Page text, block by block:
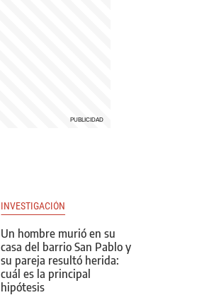
INVESTIGACIÓN
Un hombre murió en su
casa del barrio San Pablo y
su pareja resultó herida:
cuál es la principal
hipótesis